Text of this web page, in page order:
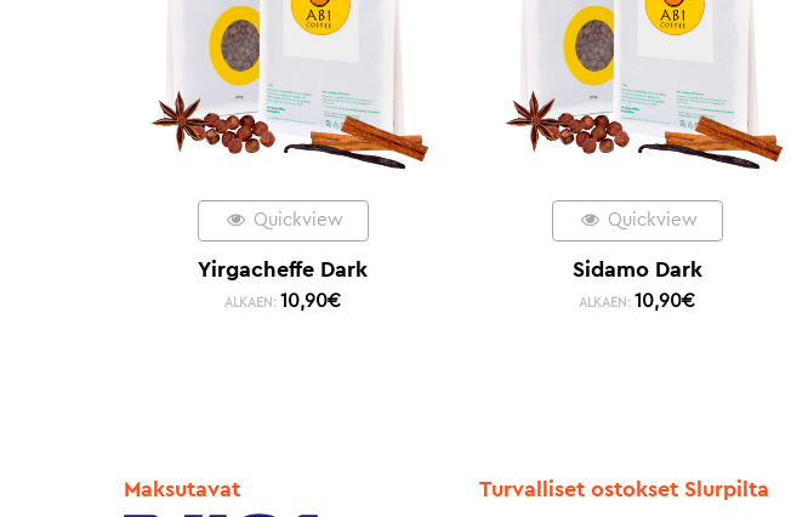
Quickview
Yirgacheffe Dark
ALKAEN: 10,90€
Quickview
Sidamo Dark
ALKAEN: 10,90€
Maksutavat Turvalliset ostokset Slurpilta